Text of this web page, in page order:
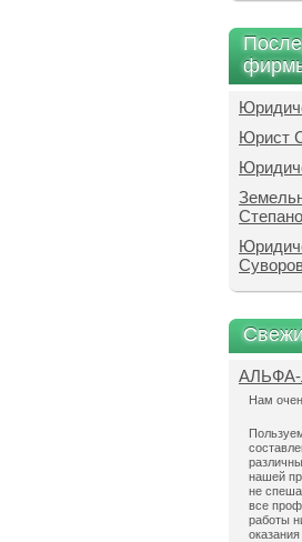
Юрист
АЛЬФА-
Нам
нашей
не
все
работы
оказания